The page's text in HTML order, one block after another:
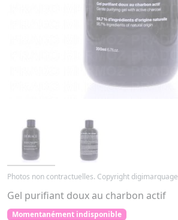
Photos non contractuelles. Copyright digimarquage
Gel purifiant doux au charbon actif
Momentanément indisponible